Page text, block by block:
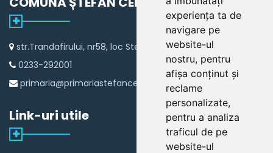
experiența ta de
navigare pe
website-ul
nostru, pentru
afișa conținut și
reclame
personalizate,
pentru a analiza
traficul de pe
website-ul
str.Trandafirului, nr58, loc Stefan cel Mare
0233-292001
primaria@primariastefancelmare.ro
Link-uri utile